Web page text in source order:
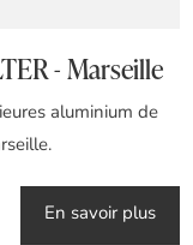
- Marseille
aluminium de
En savoir plus